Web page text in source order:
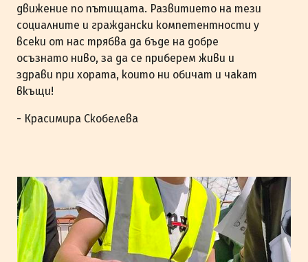
движение по пътищата. Развитието на тези
социалните и граждански компетентности у
всеки от нас трябва да бъде на добре
осъзнато ниво, за да се приберем живи и
здрави при хората, които ни обичат и чакат
вкъщи!
- Красимира Скобелева